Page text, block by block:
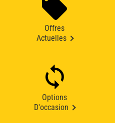
Offres
Actuelles
Options
D'occasion